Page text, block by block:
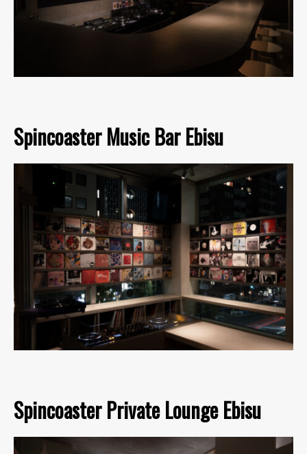
Spincoaster Music Bar Ebisu
Spincoaster Private Lounge Ebisu